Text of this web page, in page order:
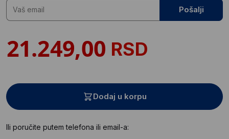
Pošalji
RSD
Dodaj u korpu
Ili poručite putem telefona ili email-a: